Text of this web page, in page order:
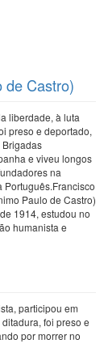
de Castro)
liberdade, à luta
preso e deportado,
e viveu longos
na
Paulo de Castro)
1914, estudou no
humanista e
participou em
foi preso e
por morrer no